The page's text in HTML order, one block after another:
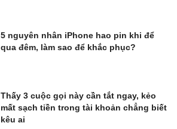
5 nguyên nhân iPhone hao pin khi để
qua đêm, làm sao để khắc phục?
Thấy 3 cuộc gọi này cần tắt ngay, kẻo
mất sạch tiền trong tài khoản chẳng biết
kêu ai